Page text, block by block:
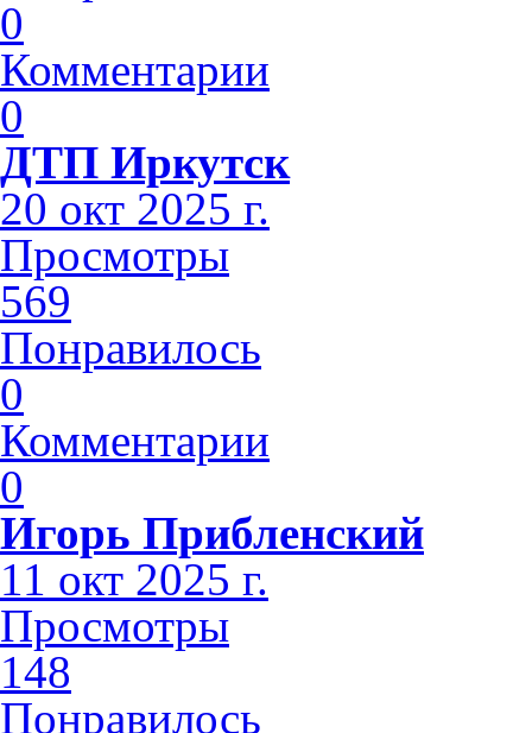
0
Комментарии
0
ДТП Иркутск
20 окт 2025 г.
Просмотры
569
Понравилось
0
Комментарии
0
Игорь Прибленский
11 окт 2025 г.
Просмотры
148
Понравилось